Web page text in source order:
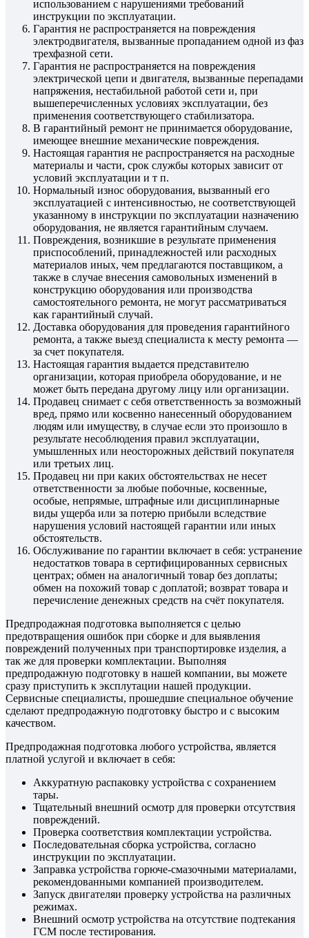
использованием с нарушениями требований
инструкции по эксплуатации.
Гарантия не распространяется на повреждения
электродвигателя, вызванные пропаданием одной из фаз
трехфазной сети.
Гарантия не распространяется на повреждения
электрической цепи и двигателя, вызванные перепадами
напряжения, нестабильной работой сети и, при
вышеперечисленных условиях эксплуатации, без
применения соответствующего стабилизатора.
В гарантийный ремонт не принимается оборудование,
имеющее внешние механические повреждения.
Настоящая гарантия не распространяется на расходные
материалы и части, срок службы которых зависит от
условий эксплуатации и т п.
Нормальный износ оборудования, вызванный его
эксплуатацией с интенсивностью, не соответствующей
указанному в инструкции по эксплуатации назначению
оборудования, не является гарантийным случаем.
Повреждения, возникшие в результате применения
приспособлений, принадлежностей или расходных
материалов иных, чем предлагаются поставщиком, а
также в случае внесения самовольных изменений в
конструкцию оборудования или производства
самостоятельного ремонта, не могут рассматриваться
как гарантийный случай.
Доставка оборудования для проведения гарантийного
ремонта, а также выезд специалиста к месту ремонта —
за счет покупателя.
Настоящая гарантия выдается представителю
организации, которая приобрела оборудование, и не
может быть передана другому лицу или организации.
Продавец снимает с себя ответственность за возможный
вред, прямо или косвенно нанесенный оборудованием
людям или имуществу, в случае если это произошло в
результате несоблюдения правил эксплуатации,
умышленных или неосторожных действий покупателя
или третьих лиц.
Продавец ни при каких обстоятельствах не несет
ответственности за любые побочные, косвенные,
особые, непрямые, штрафные или дисциплинарные
виды ущерба или за потерю прибыли вследствие
нарушения условий настоящей гарантии или иных
обстоятельств.
Обслуживание по гарантии включает в себя: устранение
недостатков товара в сертифицированных сервисных
центрах; обмен на аналогичный товар без доплаты;
обмен на похожий товар с доплатой; возврат товара и
перечисление денежных средств на счёт покупателя.
Предпродажная подготовка выполняется с целью
предотвращения ошибок при сборке и для выявления
повреждений полученных при транспортировке изделия, а
так же для проверки комплектации. Выполняя
предпродажную подготовку в нашей компании, вы можете
сразу приступить к эксплутации нашей продукции.
Сервисные специалисты, прошедшие специальное обучение
сделают предпродажную подготовку быстро и с высоким
качеством.
Предпродажная подготовка любого устройства, является
платной услугой и включает в себя:
Аккуратную распаковку устройства с сохранением
тары.
Тщательный внешний осмотр для проверки отсутствия
повреждений.
Проверка соответствия комплектации устройства.
Последовательная сборка устройства, согласно
инструкции по эксплуатации.
Заправка устройства горюче-смазочными материалами,
рекомендованными компанией производителем.
Запуск двигателяи проверку устройства на различных
режимах.
Внешний осмотр устройства на отсутствие подтекания
ГСМ после тестирования.